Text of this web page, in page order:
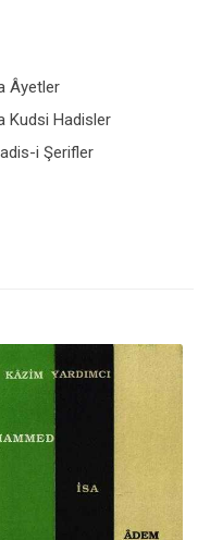
Âyetler
Kudsi Hadisler
i Şerifler